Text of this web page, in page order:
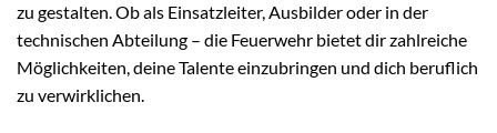
zu gestalten. Ob als Einsatzleiter, Ausbilder oder in der
technischen Abteilung – die Feuerwehr bietet dir zahlreiche
Möglichkeiten, deine Talente einzubringen und dich beruflich
zu verwirklichen.